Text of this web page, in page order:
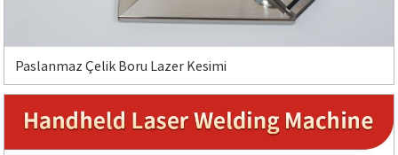
Paslanmaz Çelik Boru Lazer Kesimi